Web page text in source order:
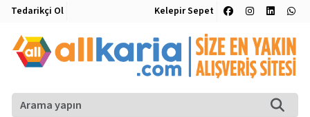
Tedarikçi Ol Kelepir Sepet